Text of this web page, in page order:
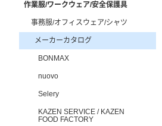
作業服/ワークウェア/安全保護具
事務服/オフィスウェア/シャツ
メーカーカタログ
BONMAX
nuovo
Selery
KAZEN SERVICE / KAZEN
FOOD FACTORY